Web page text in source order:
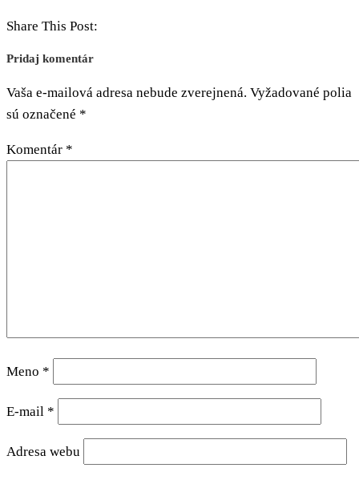
Share This Post:
Pridaj komentár
Vaša e-mailová adresa nebude zverejnená. Vyžadované polia
sú označené *
Komentár *
Meno *
E-mail *
Adresa webu